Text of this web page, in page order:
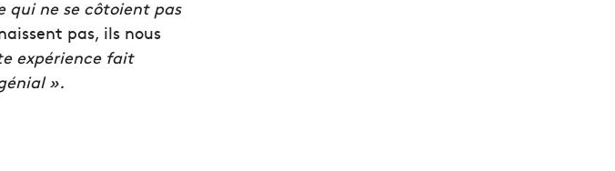
qui ne se côtoient pas
pas, ils nous
expérience fait
».